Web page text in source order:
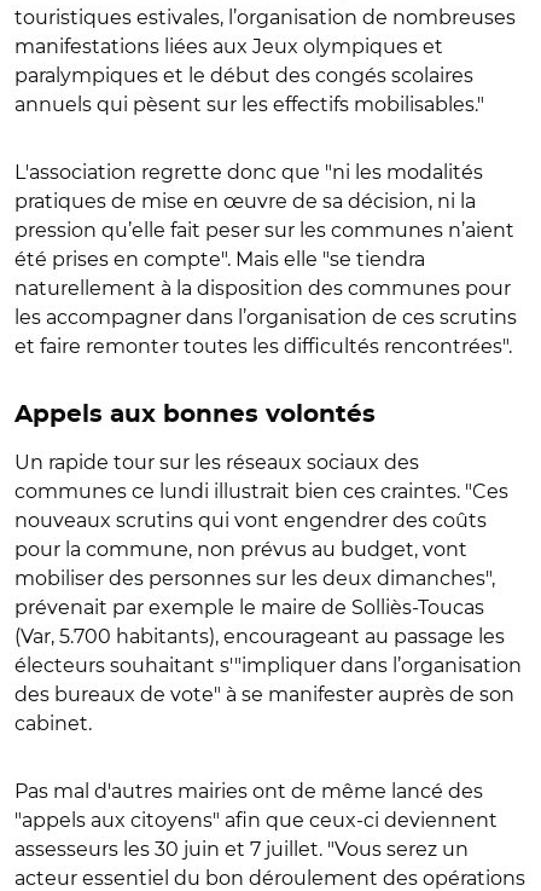
touristiques estivales, l’organisation de nombreuses
manifestations liées aux Jeux olympiques et
paralympiques et le début des congés scolaires
annuels qui pèsent sur les effectifs mobilisables."
L'association regrette donc que "ni les modalités
pratiques de mise en œuvre de sa décision, ni la
pression qu’elle fait peser sur les communes n’aient
été prises en compte". Mais elle "se tiendra
naturellement à la disposition des communes pour
les accompagner dans l’organisation de ces scrutins
et faire remonter toutes les difficultés rencontrées".
Appels aux bonnes volontés
Un rapide tour sur les réseaux sociaux des
communes ce lundi illustrait bien ces craintes. "Ces
nouveaux scrutins qui vont engendrer des coûts
pour la commune, non prévus au budget, vont
mobiliser des personnes sur les deux dimanches",
prévenait par exemple le maire de Solliès-Toucas
(Var, 5.700 habitants), encourageant au passage les
électeurs souhaitant s'"impliquer dans l’organisation
des bureaux de vote" à se manifester auprès de son
cabinet.
Pas mal d'autres mairies ont de même lancé des
"appels aux citoyens" afin que ceux-ci deviennent
assesseurs les 30 juin et 7 juillet. "Vous serez un
acteur essentiel du bon déroulement des opérations